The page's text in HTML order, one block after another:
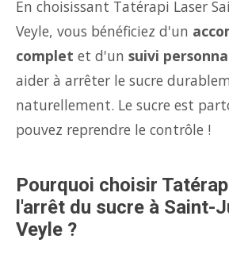
En choisissant Tatérapi Laser
Veyle, vous bénéficiez d'un
complet et d'un suivi
aider à arrêter le sucre
naturellement. Le sucre est
pouvez reprendre le contrôle !
Pourquoi choisir
l'arrêt du sucre à Saint-
Veyle ?